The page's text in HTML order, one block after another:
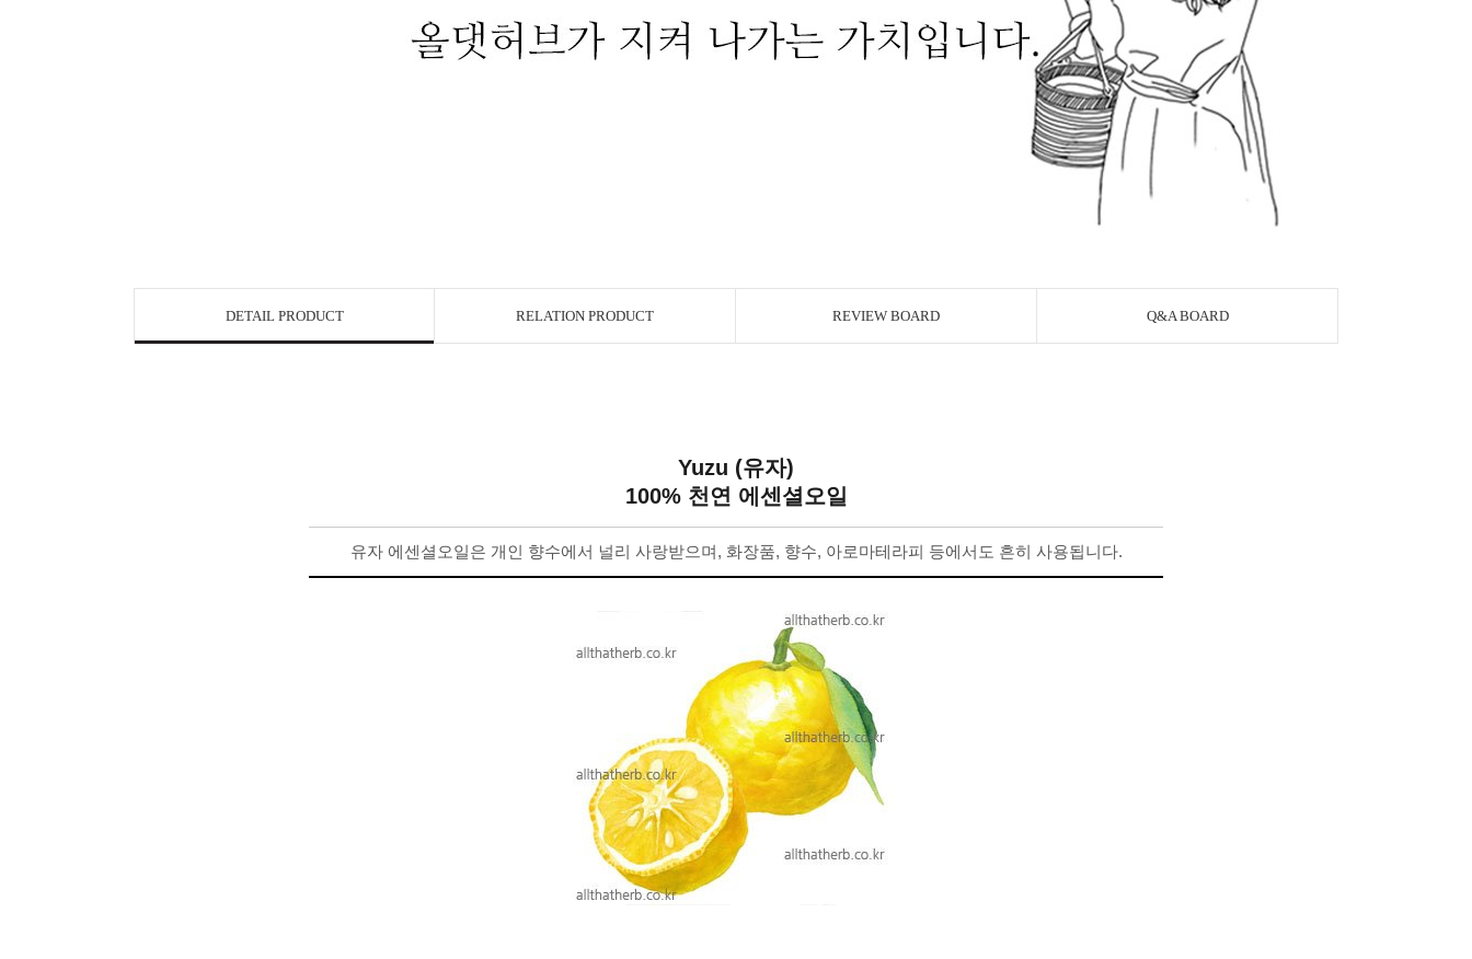
DETAIL PRODUCT RELATION PRODUCT REVIEW BOARD Q&A BOARD
Yuzu (유자)
100% 천연 에센셜오일
유자 에센셜오일은 개인 향수에서 널리 사랑받으며, 화장품, 향수, 아로마테라피 등에서도 흔히 사용됩니다.